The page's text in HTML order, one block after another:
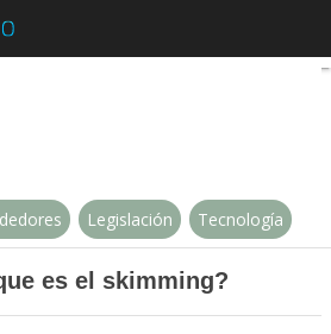
¿Sabe usted lo que es el
Legislación Tecnología
es el skimming?